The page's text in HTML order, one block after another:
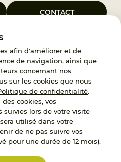
afin d'améliorer et de
de navigation, ainsi que
concernant nos
sur les cookies que nous
de confidentialité.
cookies, vos
suivies lors de votre visite
utilisé dans votre
de ne pas suivre vos
pour une durée de 12 mois).
CONTACT
Enfance Protégée, créé le 5
les missions de service public du
et de traitement des
personnelles. France Enfance
et une ressource pour
qu’un appui à l’élaboration de la
à l’activité des conseils